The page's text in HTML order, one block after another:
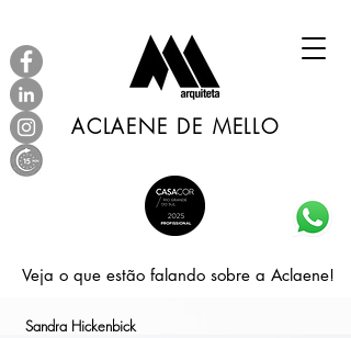
ACLAENE DE MELLO
Veja o que estão falando sobre a Aclaene!
Sandra Hickenbick